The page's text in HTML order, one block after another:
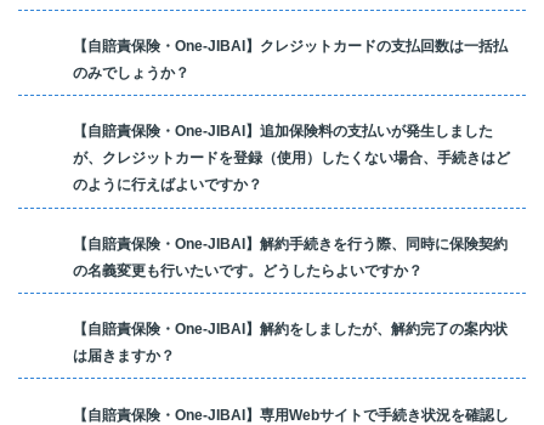
【自賠責保険・One-JIBAI】クレジットカードの支払回数は一括払
のみでしょうか？
【自賠責保険・One-JIBAI】追加保険料の支払いが発生しました
が、クレジットカードを登録（使用）したくない場合、手続きはど
のように行えばよいですか？
【自賠責保険・One-JIBAI】解約手続きを行う際、同時に保険契約
の名義変更も行いたいです。どうしたらよいですか？
【自賠責保険・One-JIBAI】解約をしましたが、解約完了の案内状
は届きますか？
【自賠責保険・One-JIBAI】専用Webサイトで手続き状況を確認し